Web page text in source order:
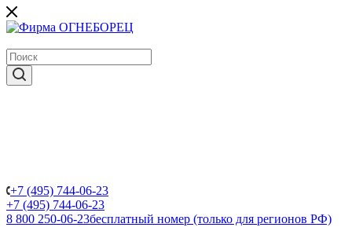
+7 (495) 744-06-23
+7 (495) 744-06-23
8 800 250-06-23бесплатный номер (только для регионов РФ)